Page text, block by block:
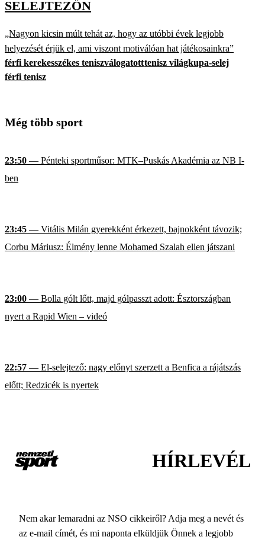
SELEJTEZŐN
„Nagyon kicsin múlt tehát az, hogy az utóbbi évek legjobb
helyezését érjük el, ami viszont motiválóan hat játékosainkra”
férfi kerekesszékes teniszválogatotttenisz világkupa-selej
férfi tenisz
Még több sport
23:50 — Pénteki sportműsor: MTK–Puskás Akadémia az NB I-
ben
23:45 — Vitális Milán gyerekként érkezett, bajnokként távozik;
Corbu Máriusz: Élmény lenne Mohamed Szalah ellen játszani
23:00 — Bolla gólt lőtt, majd gólpasszt adott: Észtországban
nyert a Rapid Wien – videó
22:57 — El-selejtező: nagy előnyt szerzett a Benfica a rájátszás
előtt; Redzicék is nyertek
HÍRLEVÉL
Nem akar lemaradni az NSO cikkeiről? Adja meg a nevét és
az e-mail címét, és mi naponta elküldjük Önnek a legjobb